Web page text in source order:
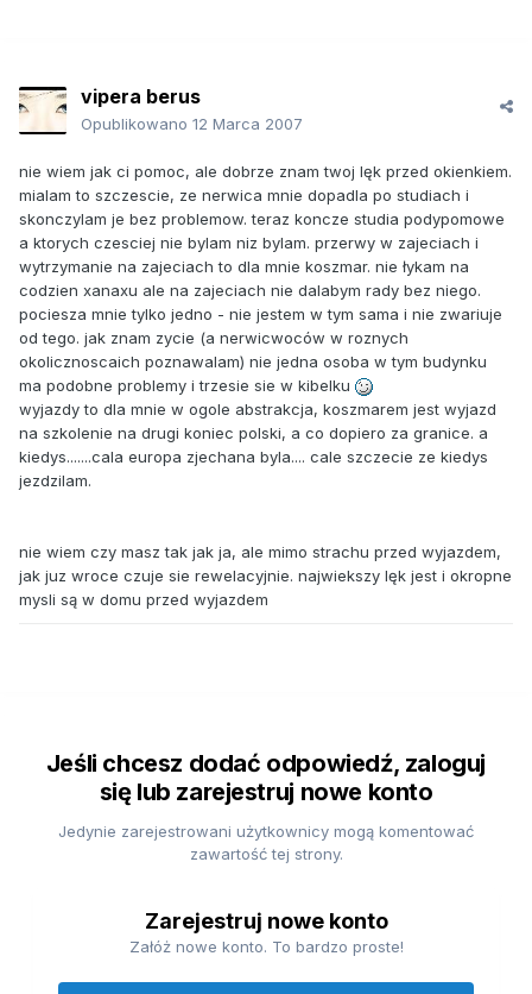
vipera berus
Opublikowano 12 Marca 2007
nie wiem jak ci pomoc, ale dobrze znam twoj lęk przed okienkiem.
mialam to szczescie, ze nerwica mnie dopadla po studiach i
skonczylam je bez problemow. teraz koncze studia podypomowe
a ktorych czesciej nie bylam niz bylam. przerwy w zajeciach i
wytrzymanie na zajeciach to dla mnie koszmar. nie łykam na
codzien xanaxu ale na zajeciach nie dalabym rady bez niego.
pociesza mnie tylko jedno - nie jestem w tym sama i nie zwariuje
od tego. jak znam zycie (a nerwicwoców w roznych
okolicznoscaich poznawalam) nie jedna osoba w tym budynku
ma podobne problemy i trzesie sie w kibelku
wyjazdy to dla mnie w ogole abstrakcja, koszmarem jest wyjazd
na szkolenie na drugi koniec polski, a co dopiero za granice. a
kiedys.......cala europa zjechana byla.... cale szczecie ze kiedys
jezdzilam.
nie wiem czy masz tak jak ja, ale mimo strachu przed wyjazdem,
jak juz wroce czuje sie rewelacyjnie. najwiekszy lęk jest i okropne
mysli są w domu przed wyjazdem
Jeśli chcesz dodać odpowiedź, zaloguj
się lub zarejestruj nowe konto
Jedynie zarejestrowani użytkownicy mogą komentować
zawartość tej strony.
Zarejestruj nowe konto
Załóż nowe konto. To bardzo proste!